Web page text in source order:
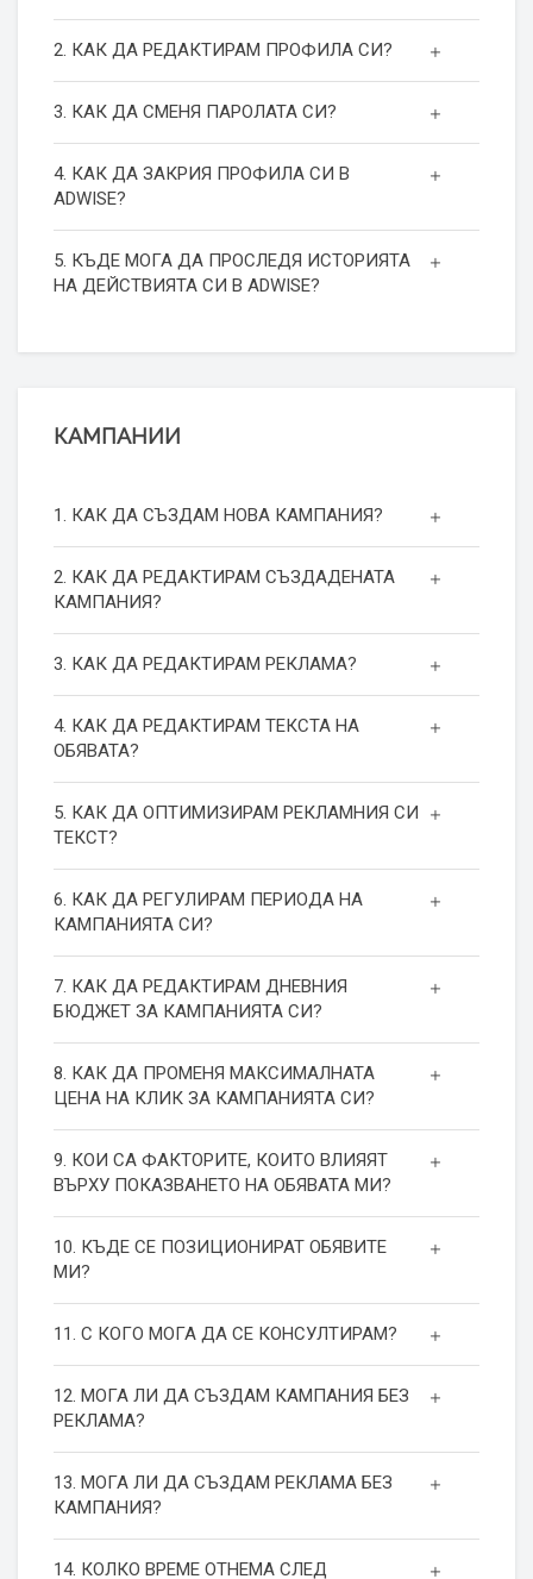
2. КАК ДА РЕДАКТИРАМ ПРОФИЛА СИ?
3. КАК ДА СМЕНЯ ПАРОЛАТА СИ?
4. КАК ДА ЗАКРИЯ ПРОФИЛА СИ В
ADWISE?
5. КЪДЕ МОГА ДА ПРОСЛЕДЯ ИСТОРИЯТА
НА ДЕЙСТВИЯТА СИ В ADWISE?
КАМПАНИИ
1. КАК ДА СЪЗДАМ НОВА КАМПАНИЯ?
2. КАК ДА РЕДАКТИРАМ СЪЗДАДЕНАТА
КАМПАНИЯ?
3. КАК ДА РЕДАКТИРАМ РЕКЛАМА?
4. КАК ДА РЕДАКТИРАМ ТЕКСТА НА
ОБЯВАТА?
5. КАК ДА ОПТИМИЗИРАМ РЕКЛАМНИЯ СИ
ТЕКСТ?
6. КАК ДА РЕГУЛИРАМ ПЕРИОДА НА
КАМПАНИЯТА СИ?
7. КАК ДА РЕДАКТИРАМ ДНЕВНИЯ
БЮДЖЕТ ЗА КАМПАНИЯТА СИ?
8. КАК ДА ПРОМЕНЯ МАКСИМАЛНАТА
ЦЕНА НА КЛИК ЗА КАМПАНИЯТА СИ?
9. КОИ СА ФАКТОРИТЕ, КОИТО ВЛИЯЯТ
ВЪРХУ ПОКАЗВАНЕТО НА ОБЯВАТА МИ?
10. КЪДЕ СЕ ПОЗИЦИОНИРАТ ОБЯВИТЕ
МИ?
11. С КОГО МОГА ДА СЕ КОНСУЛТИРАМ?
12. МОГА ЛИ ДА СЪЗДАМ КАМПАНИЯ БЕЗ
РЕКЛАМА?
13. МОГА ЛИ ДА СЪЗДАМ РЕКЛАМА БЕЗ
КАМПАНИЯ?
14. КОЛКО ВРЕМЕ ОТНЕМА СЛЕД